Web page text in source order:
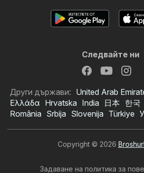
Следвайте ни
Други държави: United Arab
Ελλάδα Hrvatska India 日本 한국
România Srbija Slovenija Türkiye
Copyright © 2026
Задаване на политика за